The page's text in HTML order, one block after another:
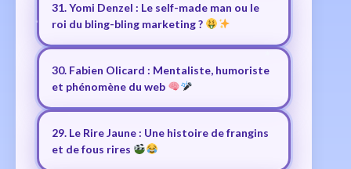
31. Yomi Denzel : Le self-made man ou le
roi du bling-bling marketing ?
30. Fabien Olicard : Mentaliste, humoriste
et phénomène du web
29. Le Rire Jaune : Une histoire de frangins
et de fous rires